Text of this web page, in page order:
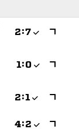
:
 :
:
: